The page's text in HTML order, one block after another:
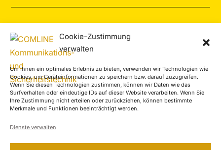
Cookie-Zustimmung
verwalten
Um Ihnen ein optimales Erlebnis zu bieten, verwenden wir Technologien wie
Cookies, um Geräteinformationen zu speichern bzw. darauf zuzugreifen.
Wenn Sie diesen Technologien zustimmen, können wir Daten wie das
Surfverhalten oder eindeutige IDs auf dieser Website verarbeiten. Wenn Sie
Ihre Zustimmung nicht erteilen oder zurückziehen, können bestimmte
Merkmale und Funktionen beeinträchtigt werden.
Dienste verwalten
Zahlungarten
Versand & Retoure
Service-Center
Kontakt